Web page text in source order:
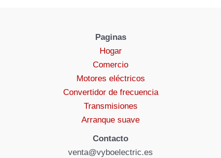
Paginas
Hogar
Comercio
Motores eléctricos
Convertidor de frecuencia
Transmisiones
Arranque suave
Contacto
venta@vyboelectric.es